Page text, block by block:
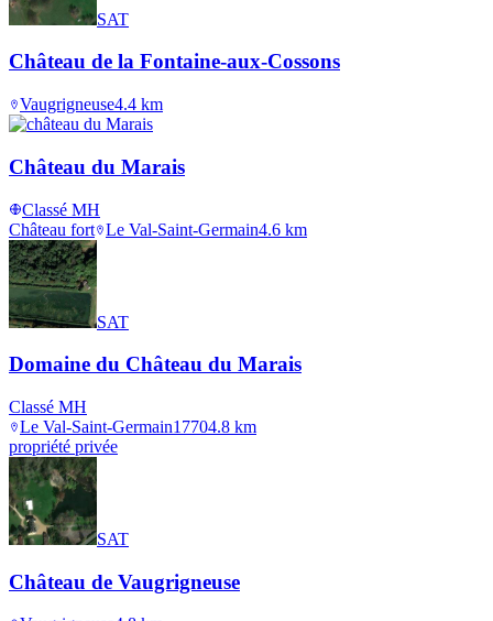
SAT
Château de la Fontaine-aux-Cossons
Vaugrigneuse4.4 km
Château du Marais
Classé MH
Château fort Le Val-Saint-Germain4.6 km
SAT
Domaine du Château du Marais
Classé MH
Le Val-Saint-Germain17704.8 km
propriété privée
SAT
Château de Vaugrigneuse